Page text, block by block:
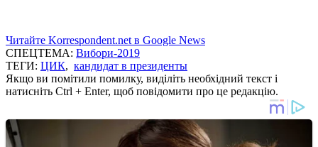
Читайте Korrespondent.net в Google News
СПЕЦТЕМА: Вибори-2019
ТЕГИ: ЦИК, кандидат в президенты
Якщо ви помітили помилку, виділіть необхідний текст і
натисніть Ctrl + Enter, щоб повідомити про це редакцію.